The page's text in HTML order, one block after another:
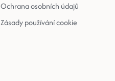
Ochrana osobních údajů
Zásady používání cookie